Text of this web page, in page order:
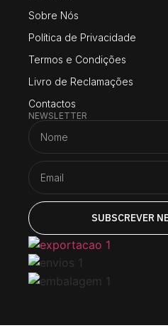
Sobre Nós
Política de Privacidade
Termos e Condições
Livro de Reclamações
Contactos
NEWSLETTER
SUBSCREVER